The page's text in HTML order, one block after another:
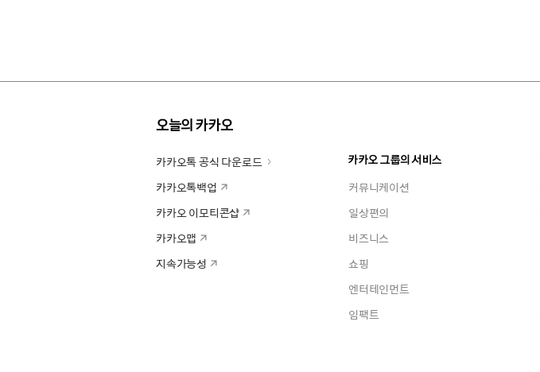
오늘의 카카오
카카오톡 공식 다운로드
카카오톡백업
카카오 이모티콘샵
카카오맵
지속가능성
카카오 그룹의 서비스
커뮤니케이션
일상편의
비즈니스
쇼핑
엔터테인먼트
임팩트